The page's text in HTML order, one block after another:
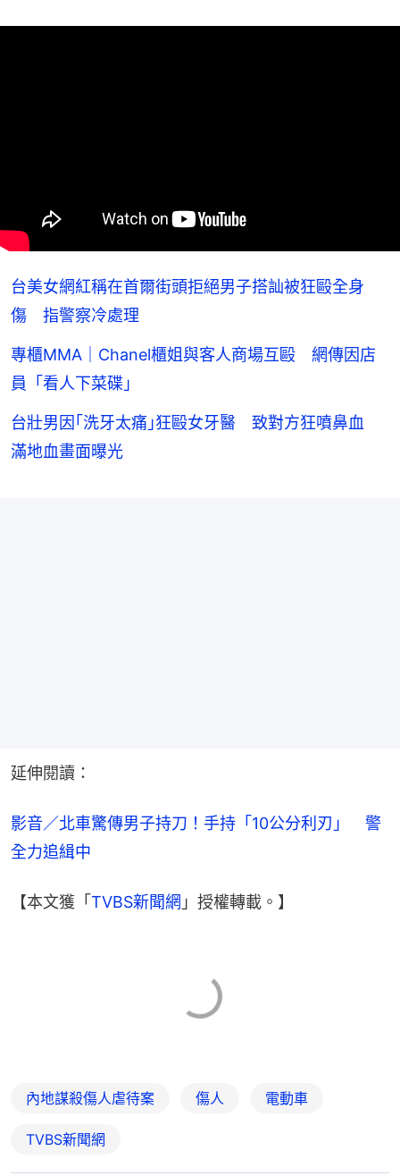
台美女網紅稱在首爾街頭拒絕男子搭訕被狂毆全身
傷 指警察冷處理
專櫃MMA｜Chanel櫃姐與客人商場互毆 網傳因店
員「看人下菜碟」
台壯男因｢洗牙太痛｣狂毆女牙醫 致對方狂噴鼻血
滿地血畫面曝光
延伸閱讀：
影音／北車驚傳男子持刀！手持「10公分利刃」　警
全力追緝中
【本文獲「 TVBS新聞網 」授權轉載。】
內地謀殺傷人虐待案 傷人 電動車
TVBS新聞網